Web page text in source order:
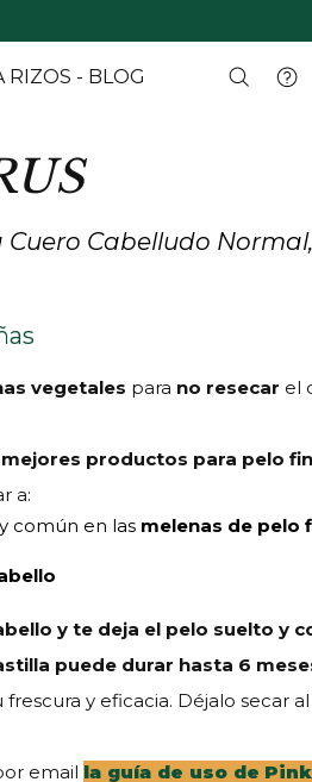
RIZOS - BLOG
Cabelludo
vegetales para no resecar el
mejores productos para pelo
a:
común en las melenas de pelo
y te deja el pelo suelto y
puede durar hasta 6
y eficacia. Déjalo secar al
email la guía de uso de